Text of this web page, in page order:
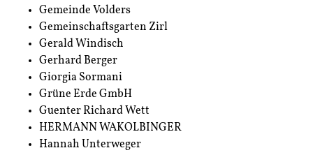
Gemeinde Volders
Gemeinschaftsgarten Zirl
Gerald Windisch
Gerhard Berger
Giorgia Sormani
Grüne Erde GmbH
Guenter Richard Wett
HERMANN WAKOLBINGER
Hannah Unterweger